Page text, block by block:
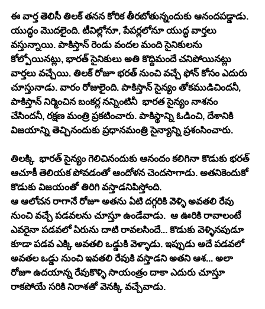
ఈ వార్త తెలిసీ తిల‌క్ త‌న‌న కోరిక తీర‌బోతున్నందుకు ఆనంద‌ప‌డ్డాడు.
యుద్ధం మొద‌లైంది. టీవిల్లోనూ, పేప‌ర్ల‌లోనూ యుద్ధ వార్త‌లు
వ‌స్తున్నాయి. పాకిస్తాన్ రెండు వంద‌ల మంది సైనికుల‌ను
కోల్పోయిన‌ట్లు, భార‌త్ సైనికులు అతి కొద్దిమందే చ‌నిపోయిన‌ట్లు
వార్త‌లు వ‌చ్చేయి. తిల‌క్ రోజూ భ‌ర‌త్ నుంచి వ‌చ్చే ఫోన్ కోసం ఎదురు
చూస్తునాడు. వారం రోజులైంది. పాకిస్తాన్ సైన్యం తోక‌ముడిచింద‌నీ,
పాకిస్తాన్ నిర్మించిన బంకర్ల నన్నింటినీ  భార‌త సైన్యం నాశ‌నం
చేసింద‌నీ, ర‌క్ష‌ణ మంత్రి ప్ర‌క‌టించారు. పాకిస్థాన్ని ఓడించి, దేశానికి
విజ‌యాన్ని తెచ్చినందుకు ప్ర‌ధాన‌మంత్రి సైన్యాన్ని ప్ర‌శంసించారు.
తిల‌క్కి  భార‌త్ సైన్యం గెలిచినందుకు ఆనందం క‌లిగినా కొడుకు భ‌ర‌త్
ఆచూకీ తెలియ‌క పోవ‌డంతో ఆందోళ‌న చెంద‌సాగాడు. అత‌నికెందుకో
కొడుకు విజ‌యంతో తిరిగి వ‌స్తాడ‌నిపిస్తోంది.
ఆ ఆలోచ‌న రాగానే రోజూ అత‌ను ఏటి ద‌గ్గ‌రికి వెళ్ళి అవ‌త‌లి రేవు
నుంచి వ‌చ్చే ప‌డ‌వ‌ల‌ను చూస్తూ ఉండేవాడు.  ఆ ఊరికి రావాలంటే
ఎవ‌రైనా ప‌డ‌వ‌లో ఏరును దాటి రావ‌ల‌సిందే... కొడుకు వెళ్ళిన‌పుడూ
కూడా ప‌డ‌వ ఎక్కి అవ‌త‌లి ఒడ్డుకి వెళ్ళాడు. ఇప్పుడు అదే ప‌డ‌వ‌లో
అవ‌త‌ల ఒడ్డు నుంచి ఇవ‌త‌లి రేవుకి వ‌స్తాడ‌ని అత‌ని ఆశ‌... అలా
రోజూ ఉద‌యాన్న రేవుకొళ్ళి సాయంత్రం దాకా ఎదురు చూస్తూ
రాక‌పోయే స‌రికి నిరాశ‌తో వెన‌క్కి వ‌చ్చేవాడు.